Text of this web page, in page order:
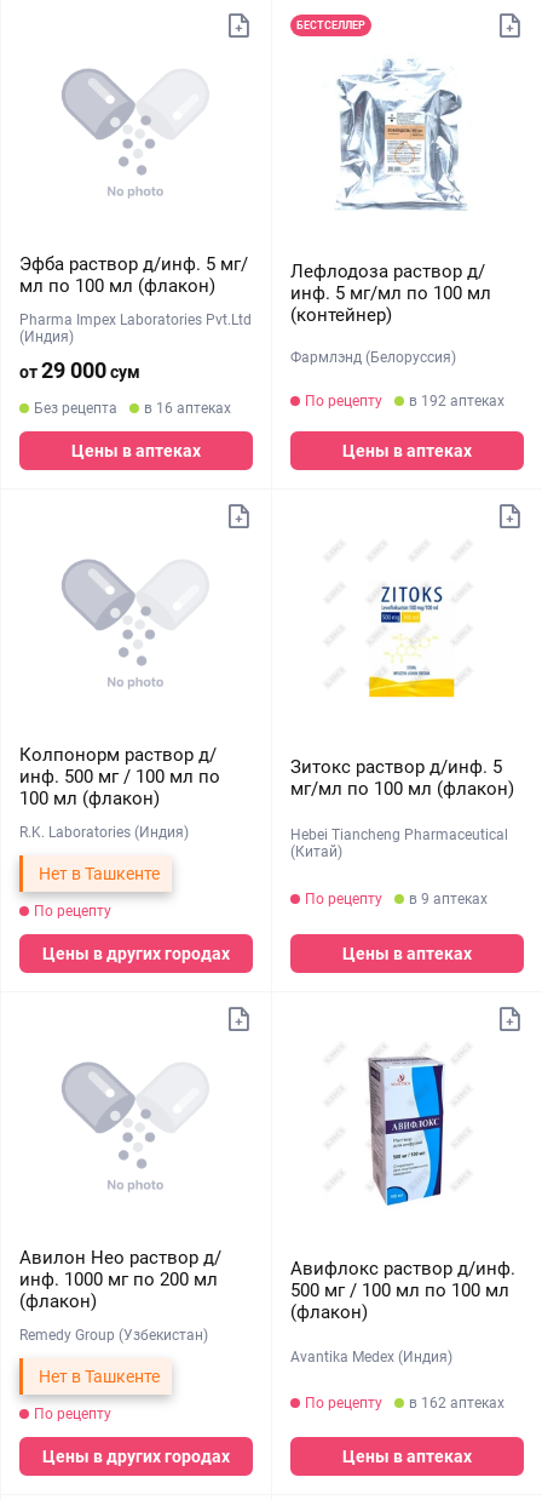
Эфба раствор д/инф. 5 мг/
мл по 100 мл (флакон)
Pharma Impex Laboratories Pvt.Ltd
(Индия)
от29 000сум
Без рецепта в 16 аптеках
Цены в аптеках
БЕСТСЕЛЛЕР
Лефлодоза раствор д/
инф. 5 мг/мл по 100 мл
(контейнер)
Фармлэнд (Белоруссия)
По рецепту в 192 аптеках
Цены в аптеках
Колпонорм раствор д/
инф. 500 мг / 100 мл по
100 мл (флакон)
R.K. Laboratories (Индия)
Нет в Ташкенте
По рецепту
Цены в других городах
Зитокс раствор д/инф. 5
мг/мл по 100 мл (флакон)
Hebei Tiancheng Pharmaceutical
(Китай)
По рецепту в 9 аптеках
Цены в аптеках
Авилон Нео раствор д/
инф. 1000 мг по 200 мл
(флакон)
Remedy Group (Узбекистан)
Нет в Ташкенте
По рецепту
Цены в других городах
Авифлокс раствор д/инф.
500 мг / 100 мл по 100 мл
(флакон)
Avantika Medex (Индия)
По рецепту в 162 аптеках
Цены в аптеках